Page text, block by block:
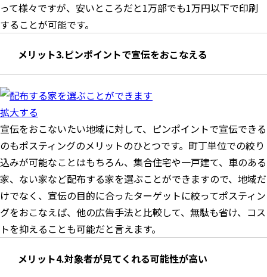
って様々ですが、安いところだと1万部でも1万円以下で印刷
することが可能です。
メリット3.ピンポイントで宣伝をおこなえる
拡大する
宣伝をおこないたい地域に対して、ピンポイントで宣伝できる
のもポスティングのメリットのひとつです。町丁単位での絞り
込みが可能なことはもちろん、集合住宅や一戸建て、車のある
家、ない家など配布する家を選ぶことができますので、地域だ
けでなく、宣伝の目的に合ったターゲットに絞ってポスティン
グをおこなえば、他の広告手法と比較して、無駄も省け、コス
トを抑えることも可能だと言えます。
メリット4.対象者が見てくれる可能性が高い